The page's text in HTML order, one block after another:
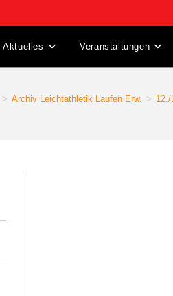
Aktuelles Veranstaltungen
> Archiv Leichtathletik Laufen Erw. > 12./